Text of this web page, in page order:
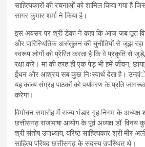
साहित्यकारों की रचनाओं को शामिल किया गया है
सागर कुमार शर्मा ने किया है।
इस अवसर पर श्री डेका ने कहा कि आज जब पूरा
और पारिस्थितिक असंतुलन की चुनौतियों से जूझ रहा
स्वरूप लोगों को प्रेरित करता है कि वे प्रकृति से
रक्षा करें। मां की तरह ही एक पेड़ भी हमें जीवन,
ईंधन और आश्रय सब कुछ निःस्वार्थ देता है।
यह काव्य संग्रह पाठकों को पर्यावरण के प्रति
करेगा।
विमोचन समारोह में राज्य भंडार गृह निगम के अध्यक्ष
छत्तीसगढ़ राजभाषा आयोग के पूर्व अध्यक्ष डॉ. विनय
श्री संतोष उपाध्याय, वरिष्ठ साहित्यकार श्री मीर
साहित्य परिषद छत्तीसगढ़ के सदस्य उपस्थित थे।